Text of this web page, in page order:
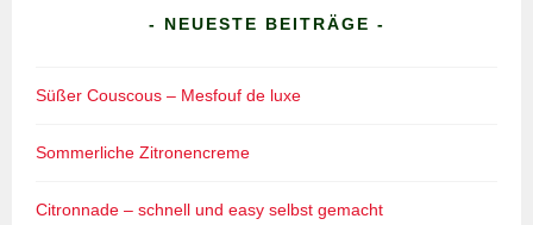
- NEUESTE BEITRÄGE -
Süßer Couscous – Mesfouf de luxe
Sommerliche Zitronencreme
Citronnade – schnell und easy selbst gemacht